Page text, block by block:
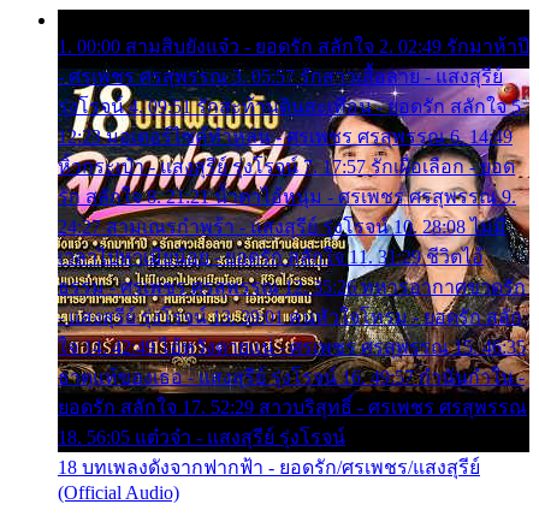
1. 00:00 สามสิบยังแจ๋ว - ยอดรัก สลักใจ 2. 02:49 รักมาห้าปี
- ศรเพชร ศรสุพรรณ 3. 05:57 รักสาวเสื้อลาย - แสงสุรีย์
รุ่งโรจน์ 4. 09:51 รักสะท้านดินสะเทือน - ยอดรัก สลักใจ 5.
12:23 มอเตอร์ไซค์ทำหล่น - ศรเพชร ศรสุพรรณ 6. 14:49
หิ้วกระเป๋า - แสงสุรีย์ รุ่งโรจน์ 7. 17:57 รักเผื่อเลือก - ยอด
รัก สลักใจ 8. 21:21 น้ำตาไอ้หนุ่ม - ศรเพชร ศรสุพรรณ 9.
24:27 สามเณรกำพร้า - แสงสุรีย์ รุ่งโรจน์ 10. 28:08 ไม่มี
เวลาไปหาเมียน้อย - ยอดรัก สลักใจ 11. 31:29 ชีวิตไอ้
ธรรม - ศรเพชร ศรสุพรรณ 12. 35:26 ทหารอากาศขาดรัก
- แสงสุรีย์ รุ่งโรจน์ 13. 39:01 คนหัวใจโทรม - ยอดรัก สลัก
ใจ 14. 42:49 ไอ้หวังตายแน่ - ศรเพชร ศรสุพรรณ 15. 46:35
ธาตุแท้ของเธอ - แสงสุรีย์ รุ่งโรจน์ 16. 49:57 กำนันกำใน -
ยอดรัก สลักใจ 17. 52:29 สาวบริสุทธิ์ - ศรเพชร ศรสุพรรณ
18. 56:05 แต๋วจ๋า - แสงสุรีย์ รุ่งโรจน์
18 บทเพลงดังจากฟากฟ้า - ยอดรัก/ศรเพชร/แสงสุรีย์
(Official Audio)